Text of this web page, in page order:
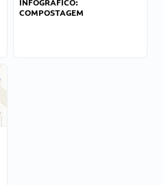
INFOGRÁFICO:
COMPOSTAGEM